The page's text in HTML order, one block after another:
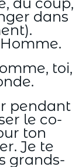
dans
toi,
pendant
le co-
ton
Je te
grands-